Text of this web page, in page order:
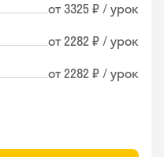
от 3325 ₽ / урок
от 2282 ₽ / урок
от 2282 ₽ / урок